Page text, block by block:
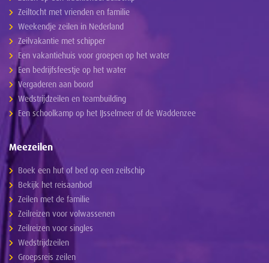
Zeiltocht met vrienden en familie
Weekendje zeilen in Nederland
Zeilvakantie met schipper
Een vakantiehuis voor groepen op het water
Een bedrijfsfeestje op het water
Vergaderen aan boord
Wedstrijdzeilen en teambuilding
Een schoolkamp op het IJsselmeer of de Waddenzee
Meezeilen
Boek een hut of bed op een zeilschip
Bekijk het reisaanbod
Zeilen met de familie
Zeilreizen voor volwassenen
Zeilreizen voor singles
Wedstrijdzeilen
Groepsreis zeilen